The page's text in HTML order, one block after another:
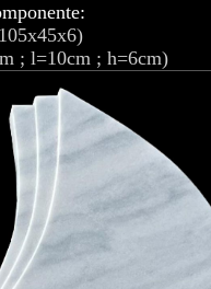
; l=10cm ; h=6cm)